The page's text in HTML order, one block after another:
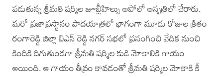
పడుతున్న శ్రీమతి షర్మిల జూబ్లీహిల్సు అపోలో ఆస్పత్రిలో చేరారు.
మరో ప్రజాప్రస్థానం పాదయాత్రలో భాగంగా మూడు రోజుల క్రితం
రంగారెడ్డి జిల్లా బిఎన్‌ రెడ్డి నగర్‌ సభలో ప్రసంగించి వేదిక నుంచి
కిందికి దిగుతుండగా శ్రీమతి షర్మిల కుడి మోకాలికి గాయం
అయింది. ఆ గాయం తీవ్రం కావడంతో శ్రీమతి షర్మిల మోకాకి కీ